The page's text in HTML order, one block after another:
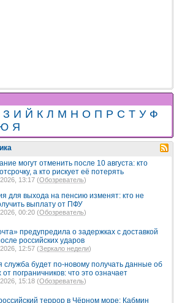
З И Й К Л М Н О П Р С Т У Ф
Я
могут отменить после 10 августа: кто
а кто рискует её потерять
13:17 (Обозреватель)
для выхода на пенсию изменят: кто не
выплату от ПФУ
00:20 (Обозреватель)
предупредила о задержках с доставкой
российских ударов
12:57 (Зеркало недели)
служба будет по-новому получать данные об
от пограничников: что это означает
15:18 (Обозреватель)
террор в Чёрном море: Кабмин